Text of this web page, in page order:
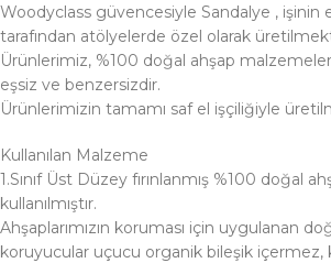
Woodyclass güvencesiyle Sandalye , işinin
tarafından atölyelerde özel olarak
Ürünlerimiz, %100 doğal ahşap
eşsiz ve benzersizdir.
Ürünlerimizin tamamı saf el işçiliğiyle
Kullanılan Malzeme
1.Sınıf Üst Düzey fırınlanmış %100 doğal
kullanılmıştır.
Ahşaplarımızın koruması için uygulanan
koruyucular uçucu organik bileşik içermez,